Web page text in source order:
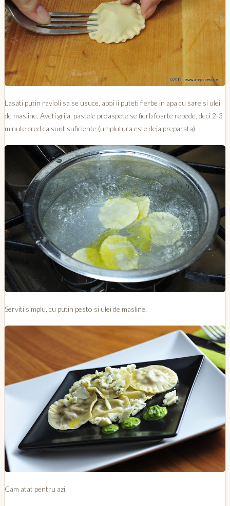
Lasati putin ravioli sa se usuce, apoi ii puteti fierbe in apa cu sare si ulei
de masline. Aveti grija, pastele proaspete se fierb foarte repede, deci 2-3
minute cred ca sunt suficiente (umplutura este deja preparata).
Serviti simplu, cu putin pesto si ulei de masline.
Cam atat pentru azi.